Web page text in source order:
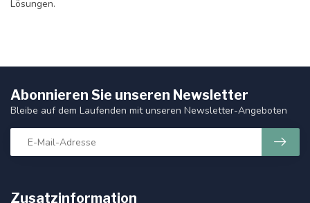
Lösungen.
Zusatzinformation
Abonnieren Sie unseren Newsletter
Bleibe auf dem Laufenden mit unseren Newsletter-Angeboten